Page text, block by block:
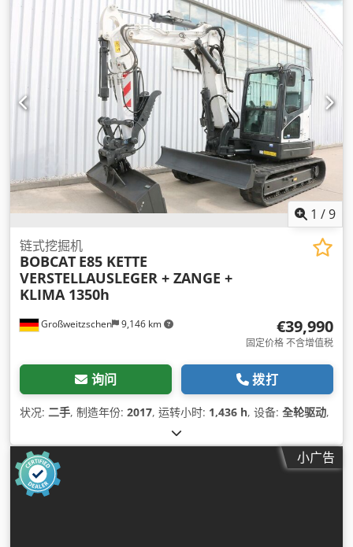
, 施工宽度:1,290 毫米,
1 /9
Großweitzschen 9,146 km
链式挖掘机
BOBCAT E85 KETTE
VERSTELLAUSLEGER + ZANGE +
KLIMA 1350h
€39,990
固定价格 不含增值税
询问 拨打
状况: 二手, 制造年份: 2017, 运转小时: 1,436 h, 设备: 全轮驱动,
小广告